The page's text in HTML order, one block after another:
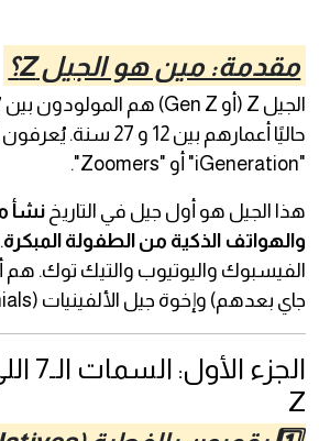
مقدمة: مين هو الجيل Z؟
الجيل Z (أو Gen Z) هم المولودون بين
حاليًا أعمارهم بين 12 و 27
"iGeneration" أو "Zoomers".
هذا الجيل هو أول جيل في التاريخ نشأ
والهواتف الذكية من الطفولة المبكرة
الفيسبوك واليوتيوب والتيك توك. هم
جاي بعدهم) وإخوة جيل الألفينيات (Millennials).
الجزء
Z